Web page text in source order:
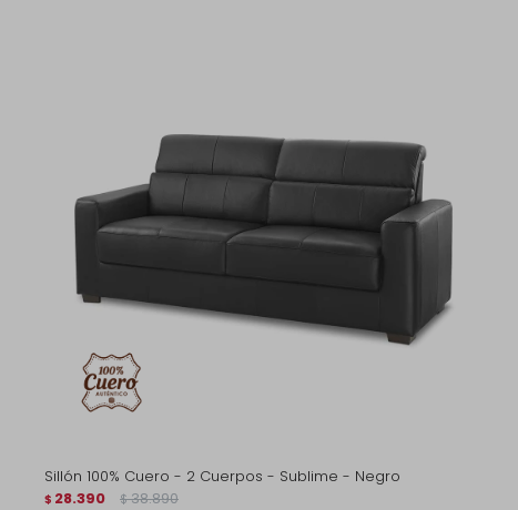
Sillón 100% Cuero - 2 Cuerpos - Sublime - Negro
$ 28.390 $ 38.890